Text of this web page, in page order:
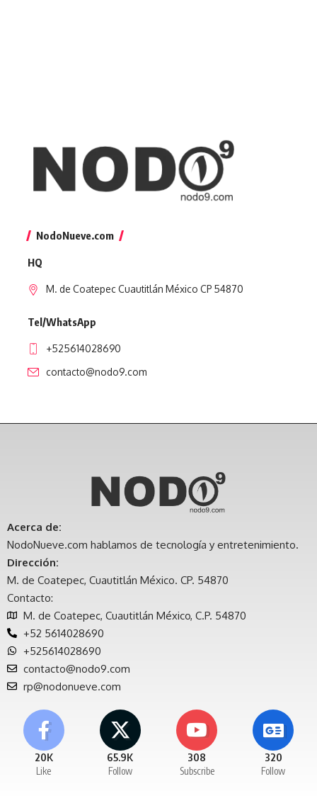
NodoNueve.com
HQ
M. de Coatepec Cuautitlán México CP 54870
Tel/WhatsApp
+525614028690
contacto@nodo9.com
Acerca de:
NodoNueve.com hablamos de tecnología y entretenimiento.
Dirección:
M. de Coatepec, Cuautitlán México. CP. 54870
Contacto:
M. de Coatepec, Cuautitlán México, C.P. 54870
+52 5614028690
+525614028690
contacto@nodo9.com
rp@nodonueve.com
20K
Like
65.9K
Follow
308
Subscribe
320
Follow